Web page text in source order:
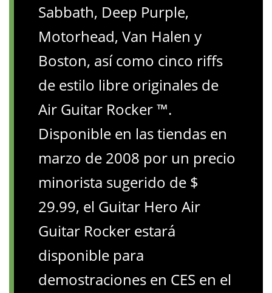
Sabbath, Deep Purple,
Motorhead, Van Halen y
Boston, así como cinco riffs
de estilo libre originales de
Air Guitar Rocker ™.
Disponible en las tiendas en
marzo de 2008 por un precio
minorista sugerido de $
29.99, el Guitar Hero Air
Guitar Rocker estará
disponible para
demostraciones en CES en el